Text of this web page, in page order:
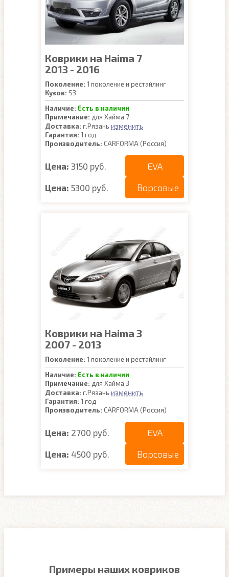
Коврики на Haima 7
2013 - 2016
Поколение: 1 поколение и рестайлинг
Кузов: S3
Наличие: Есть в наличии
Примечание: для Хайма 7
Доставка: г.Рязань изменить
Гарантия: 1 год
Производитель: CARFORMA (Россия)
Цена: 3150 руб. EVA
Цена: 5300 руб. Ворсовые
Коврики на Haima 3
2007 - 2013
Поколение: 1 поколение и рестайлинг
Наличие: Есть в наличии
Примечание: для Хайма 3
Доставка: г.Рязань изменить
Гарантия: 1 год
Производитель: CARFORMA (Россия)
Цена: 2700 руб. EVA
Цена: 4500 руб. Ворсовые
Примеры наших ковриков